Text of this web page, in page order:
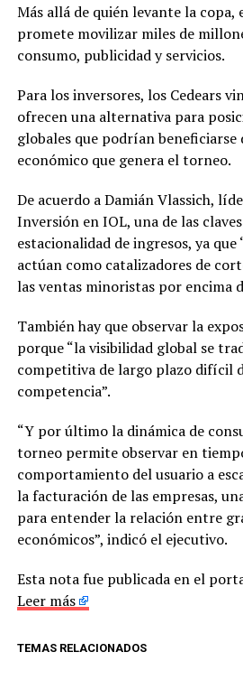
Más allá de quién levante la copa,
promete movilizar miles de
consumo, publicidad y servicios.
Para los inversores, los Cedears
ofrecen una alternativa para
globales que podrían beneficiarse
económico que genera el torneo.
De acuerdo a Damián Vlassich,
Inversión en IOL, una de las
estacionalidad de ingresos, ya que
actúan como catalizadores de
las ventas minoristas por encima
También hay que observar la
porque “la visibilidad global se
competitiva de largo plazo difícil
competencia”.
“Y por último la dinámica de
torneo permite observar en
comportamiento del usuario a
la facturación de las empresas,
para entender la relación entre
económicos”, indicó el ejecutivo.
Esta nota fue publicada en el
Leer más
TEMAS RELACIONADOS